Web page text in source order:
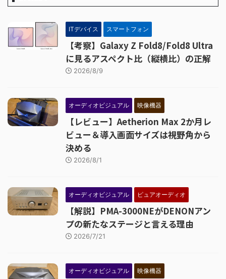
ITデバイス スマートフォン
【考察】Galaxy Z Fold8/Fold8 Ultra
に見るアスペクト比（縦横比）の正解
2026/8/9
オーディオビジュアル 映像機器
【レビュー】Aetherion Max 2か月レ
ビュー＆導入画面サイズは視野角から
決める
2026/8/1
オーディオビジュアル ピュアオーディオ
【解説】PMA-3000NEがDENONアン
プの新たなステージと言える理由
2026/7/21
オーディオビジュアル 映像機器